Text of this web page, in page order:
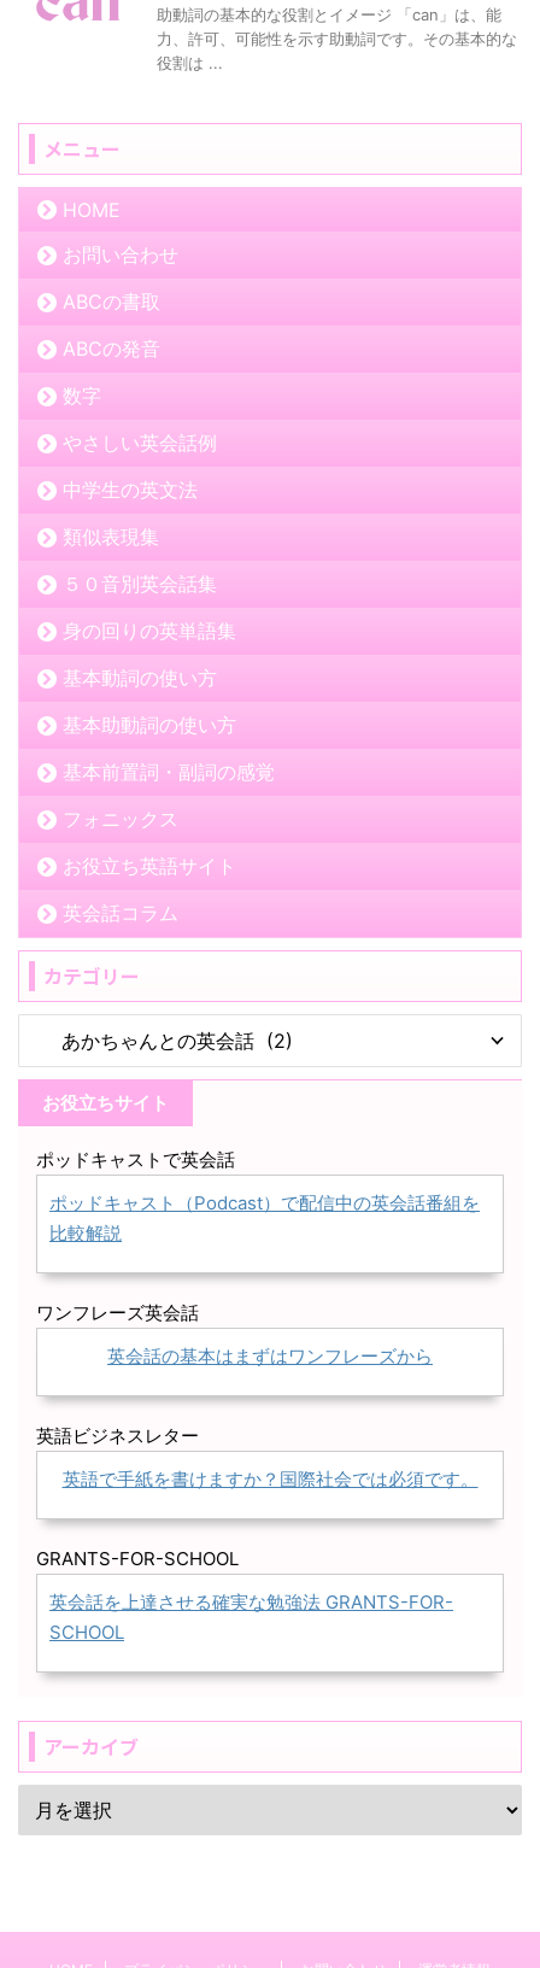
助動詞の基本的な役割とイメージ 「can」は、能
力、許可、可能性を示す助動詞です。その基本的な
役割は ...
メニュー
HOME
お問い合わせ
ABCの書取
ABCの発音
数字
やさしい英会話例
中学生の英文法
類似表現集
５０音別英会話集
身の回りの英単語集
基本動詞の使い方
基本助動詞の使い方
基本前置詞・副詞の感覚
フォニックス
お役立ち英語サイト
英会話コラム
カテゴリー
お役立ちサイト
ポッドキャストで英会話
ポッドキャスト（Podcast）で配信中の英会話番組を
比較解説
ワンフレーズ英会話
英会話の基本はまずはワンフレーズから
英語ビジネスレター
英語で手紙を書けますか？国際社会では必須です。
GRANTS-FOR-SCHOOL
英会話を上達させる確実な勉強法 GRANTS-FOR-
SCHOOL
アーカイブ